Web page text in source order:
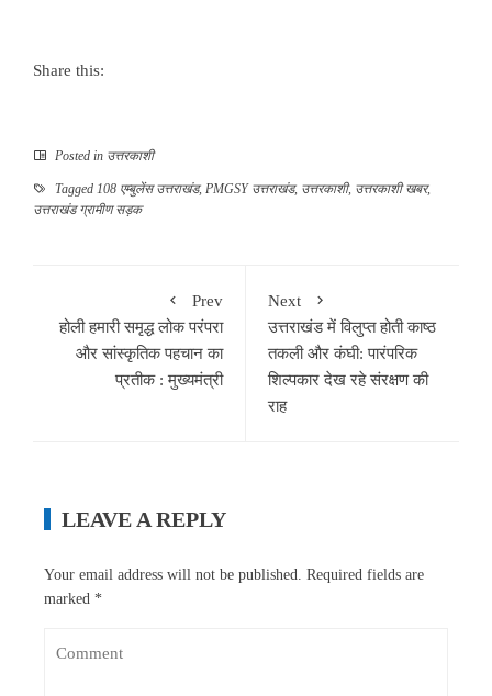
Share this:
Posted in उत्तरकाशी
Tagged 108 एम्बुलेंस उत्तराखंड, PMGSY उत्तराखंड, उत्तरकाशी, उत्तरकाशी खबर,
उत्तराखंड ग्रामीण सड़क
Prev
होली हमारी समृद्ध लोक परंपरा
और सांस्कृतिक पहचान का
प्रतीक : मुख्यमंत्री
Next
उत्तराखंड में विलुप्त होती काष्ठ
तकली और कंघी: पारंपरिक
शिल्पकार देख रहे संरक्षण की
राह
LEAVE A REPLY
Your email address will not be published. Required fields are
marked *